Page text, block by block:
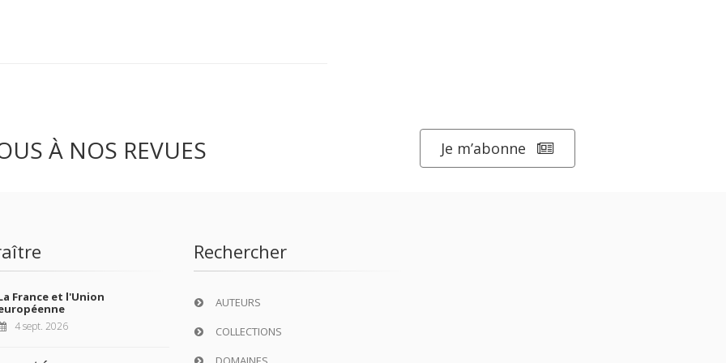
À NOS REVUES Je m’abonne
France et l'Union
4 sept. 2026
Rechercher
AUTEURS
COLLECTIONS